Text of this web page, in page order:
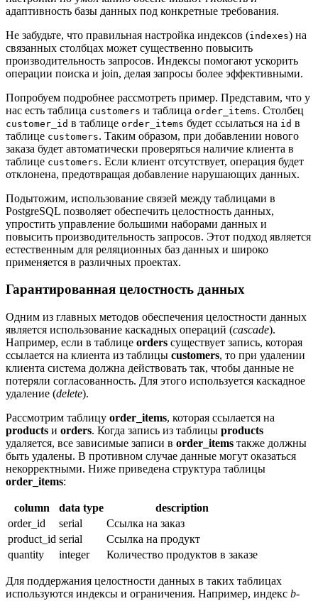
адаптивность базы данных под конкретные требования.
Не забудьте, что правильная настройка индексов (indexes) на
связанных столбцах может существенно повысить
производительность запросов. Индексы помогают ускорить
операции поиска и join, делая запросы более эффективными.
Попробуем подробнее рассмотреть пример. Представим, что у
нас есть таблица customers и таблица order_items. Столбец
customer_id в таблице order_items будет ссылаться на id в
таблице customers. Таким образом, при добавлении нового
заказа будет автоматически проверяться наличие клиента в
таблице customers. Если клиент отсутствует, операция будет
отклонена, предотвращая добавление нарушающих данных.
Подытожим, использование связей между таблицами в
PostgreSQL позволяет обеспечить целостность данных,
упростить управление большими наборами данных и
повысить производительность запросов. Этот подход является
естественным для реляционных баз данных и широко
применяется в различных проектах.
Гарантированная целостность данных
Одним из главных методов обеспечения целостности данных
является использование каскадных операций (cascade).
Например, если в таблице orders существует запись, которая
ссылается на клиента из таблицы customers, то при удалении
клиента система должна действовать так, чтобы данные не
потеряли согласованность. Для этого используется каскадное
удаление (delete).
Рассмотрим таблицу order_items, которая ссылается на
products и orders. Когда запись из таблицы products
удаляется, все зависимые записи в order_items также должны
быть удалены. В противном случае данные могут оказаться
некорректными. Ниже приведена структура таблицы
order_items:
column data type
description
order_id
serial
Ссылка на заказ
product_id serial
Ссылка на продукт
quantity
integer Количество продуктов в заказе
Для поддержания целостности данных в таких таблицах
используются индексы и ограничения. Например, индекс b-